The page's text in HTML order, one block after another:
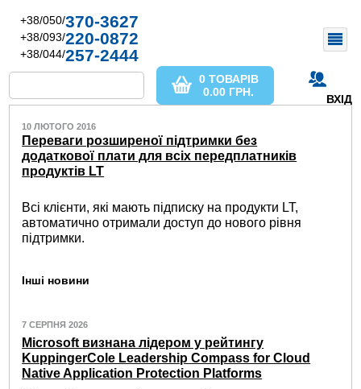
+38/050/370-3627
+38/093/220-0872
+38/044/257-2444
ВХІД
0 ТОВАРІВ
0.00 ГРН.
10 ЛЮТОГО 2016
Переваги розширеної підтримки без
додаткової плати для всіх передплатників
продуктів LT
Всі клієнти, які мають підписку на продукти LT,
автоматично отримали доступ до нового рівня
підтримки.
Інші новини
7 СЕРПНЯ 2026
Microsoft визнана лідером у рейтингу
KuppingerCole Leadership Compass for Cloud
Native Application Protection Platforms